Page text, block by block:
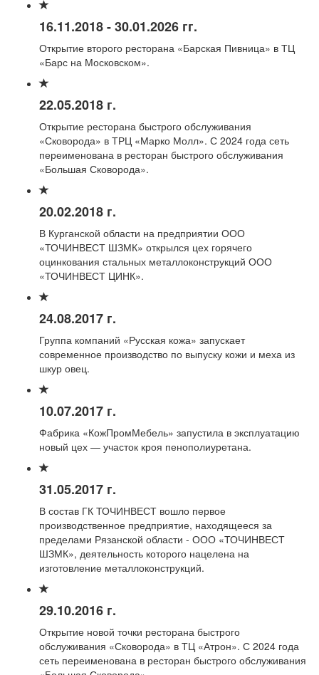
16.11.2018 - 30.01.2026 гг.
Открытие второго ресторана «Барская Пивница» в ТЦ
«Барс на Московском».
22.05.2018 г.
Открытие ресторана быстрого обслуживания
«Сковорода» в ТРЦ «Марко Молл». С 2024 года сеть
переименована в ресторан быстрого обслуживания
«Большая Сковорода».
20.02.2018 г.
В Курганской области на предприятии ООО
«ТОЧИНВЕСТ ШЗМК» открылся цех горячего
оцинкования стальных металлоконструкций ООО
«ТОЧИНВЕСТ ЦИНК».
24.08.2017 г.
Группа компаний «Русская кожа» запускает
современное производство по выпуску кожи и меха из
шкур овец.
10.07.2017 г.
Фабрика «КожПромМебель» запустила в эксплуатацию
новый цех — участок кроя пенополиуретана.
31.05.2017 г.
В состав ГК ТОЧИНВЕСТ вошло первое
производственное предприятие, находящееся за
пределами Рязанской области - ООО «ТОЧИНВЕСТ
ШЗМК», деятельность которого нацелена на
изготовление металлоконструкций.
29.10.2016 г.
Открытие новой точки ресторана быстрого
обслуживания «Сковорода» в ТЦ «Атрон». С 2024 года
сеть переименована в ресторан быстрого обслуживания